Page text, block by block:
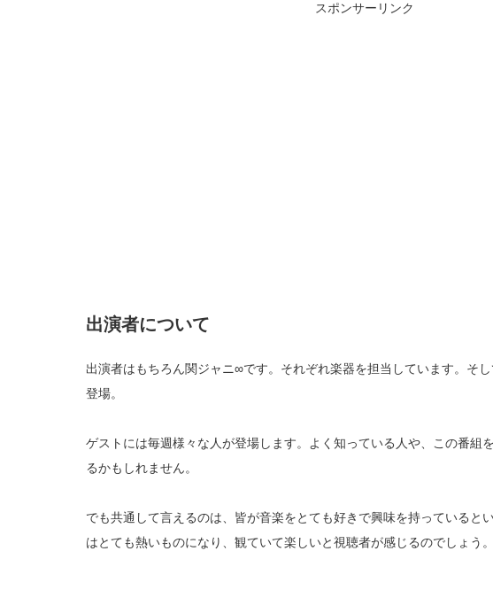
スポンサーリンク
出演者について
出演者はもちろん関ジャニ∞です。それぞれ楽器を担当しています。そ
登場。
ゲストには毎週様々な人が登場します。よく知っている人や、この番組
るかもしれません。
でも共通して言えるのは、皆が音楽をとても好きで興味を持っていると
はとても熱いものになり、観ていて楽しいと視聴者が感じるのでしょう。